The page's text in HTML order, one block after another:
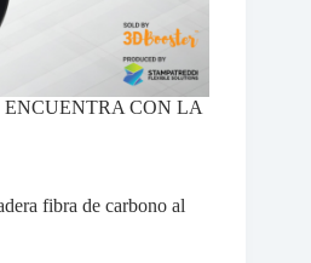
CON LA
fibra de carbono al